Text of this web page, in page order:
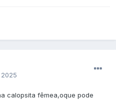
calopsita fêmea,oque pode